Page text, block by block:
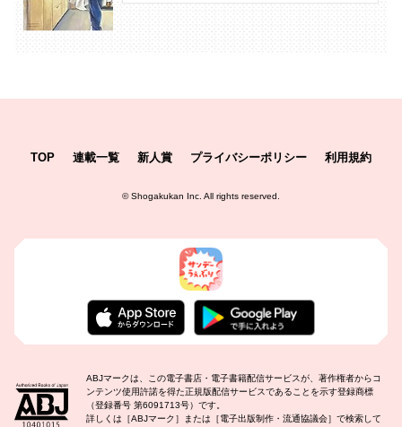
TOP 連載一覧 新人賞 プライバシーポリシー 利用規約
©Shogakukan Inc. All rights reserved.
ABJマークは、この電子書店・電子書籍配信サービスが、著作権者からコ
ンテンツ使用許諾を得た正規版配信サービスであることを示す登録商標
（登録番号 第6091713号）です。
詳しくは［ABJマーク］または［電子出版制作・流通協議会］で検索して